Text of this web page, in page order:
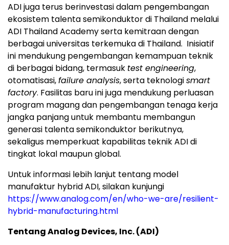
ADI juga terus berinvestasi dalam pengembangan
ekosistem talenta semikonduktor di Thailand melalui
ADI Thailand Academy serta kemitraan dengan
berbagai universitas terkemuka di Thailand. Inisiatif
ini mendukung pengembangan kemampuan teknik
di berbagai bidang, termasuk test engineering,
otomatisasi,failure analysis, serta teknologismart
factory. Fasilitas baru ini juga mendukung perluasan
program magang dan pengembangan tenaga kerja
jangka panjang untuk membantu membangun
generasi talenta semikonduktor berikutnya,
sekaligus memperkuat kapabilitas teknik ADI di
tingkat lokal maupun global.
Untuk informasi lebih lanjut tentang model
manufaktur hybrid ADI, silakan kunjungi
https://www.analog.com/en/who-we-are/resilient-
hybrid-manufacturing.html
Tentang Analog Devices, Inc. (ADI)